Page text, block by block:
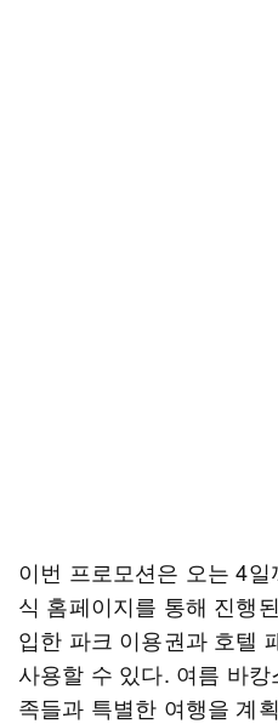
이번 프로모션은 오는 4
식 홈페이지를 통해 진행
입한 파크 이용권과 호텔
사용할 수 있다. 여름 바
족들과 특별한 여행을 계